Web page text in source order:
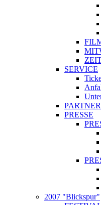
SERVICE
PARTNER
PRESSE
2007 "Blickspur"